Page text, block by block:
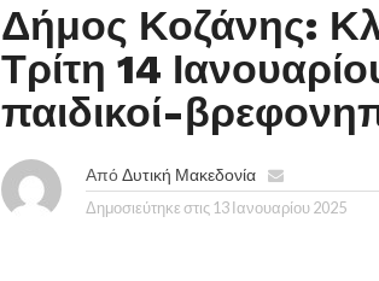
Δήμος Κοζάνης:
Τρίτη 14
παιδικοί-
ΑπόΔυτική Μακεδονία
Δημοσιεύτηκε στις 13 Ιανουαρίου 2025